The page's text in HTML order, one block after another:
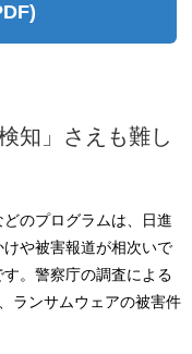
知」さえも難し
のプログラムは、日進
や被害報道が相次いで
。警察庁の調査による
ランサムウェアの被害件